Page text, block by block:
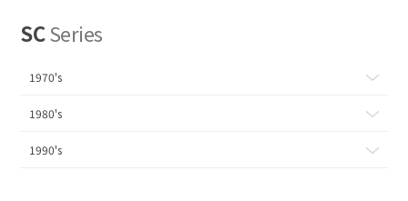
SCSeries
1970's
1980's
1990's